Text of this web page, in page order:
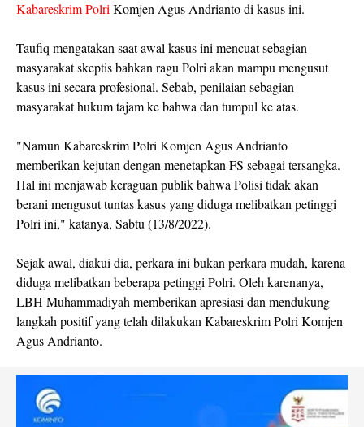
Kabareskrim PolriKomjen Agus Andrianto di kasus ini.
Taufiq mengatakan saat awal kasus ini mencuat sebagian
masyarakat skeptis bahkan ragu Polri akan mampu mengusut
kasus ini secara profesional. Sebab, penilaian sebagian
masyarakat hukum tajam ke bahwa dan tumpul ke atas.
"Namun Kabareskrim Polri Komjen Agus Andrianto
memberikan kejutan dengan menetapkan FS sebagai tersangka.
Hal ini menjawab keraguan publik bahwa Polisi tidak akan
berani mengusut tuntas kasus yang diduga melibatkan petinggi
Polri ini," katanya, Sabtu (13/8/2022).
Sejak awal, diakui dia, perkara ini bukan perkara mudah, karena
diduga melibatkan beberapa petinggi Polri. Oleh karenanya,
LBH Muhammadiyah memberikan apresiasi dan mendukung
langkah positif yang telah dilakukan Kabareskrim Polri Komjen
Agus Andrianto.